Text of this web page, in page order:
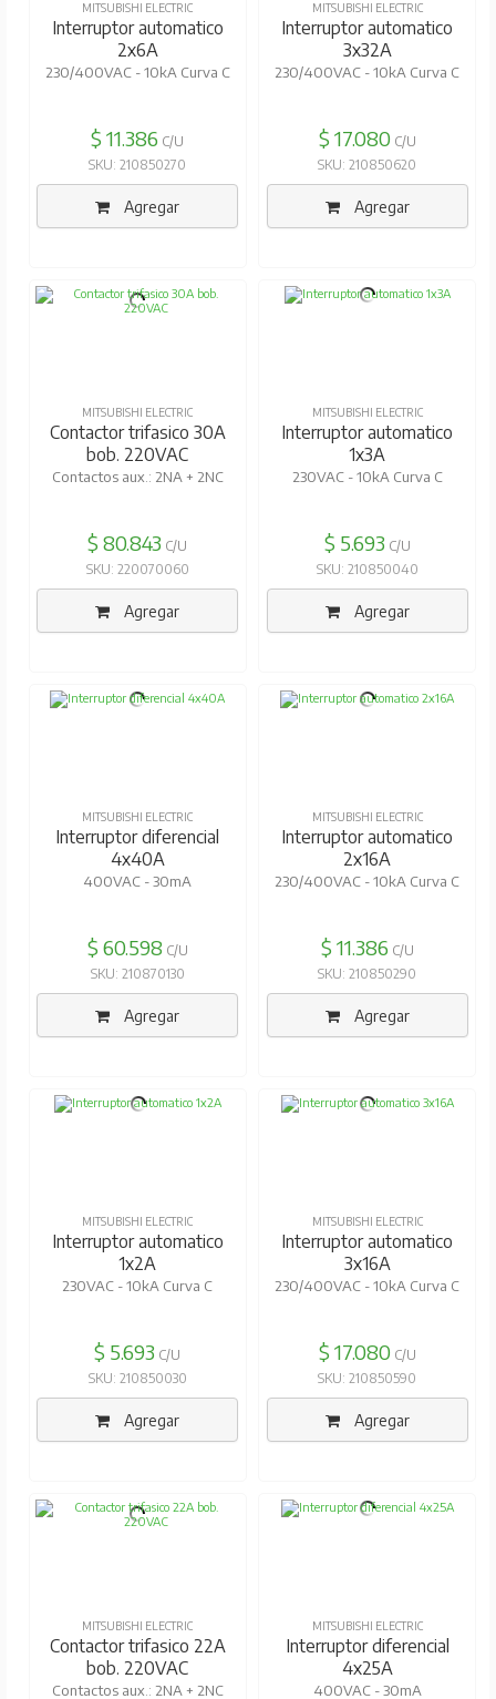
MITSUBISHI ELECTRIC
Interruptor automatico
2x6A
230/400VAC - 10kA Curva C
$ 11.386 C/U
SKU: 210850270
Agregar
MITSUBISHI ELECTRIC
Interruptor automatico
3x32A
230/400VAC - 10kA Curva C
$ 17.080C/U
SKU: 210850620
Agregar
MITSUBISHI ELECTRIC
Contactor trifasico 30A
bob. 220VAC
Contactos aux.: 2NA + 2NC
$ 80.843 C/U
SKU: 220070060
Agregar
MITSUBISHI ELECTRIC
Interruptor automatico
1x3A
230VAC - 10kA Curva C
$ 5.693 C/U
SKU: 210850040
Agregar
MITSUBISHI ELECTRIC
Interruptor diferencial
4x40A
400VAC - 30mA
$ 60.598 C/U
SKU: 210870130
Agregar
MITSUBISHI ELECTRIC
Interruptor automatico
2x16A
230/400VAC - 10kA Curva C
$ 11.386 C/U
SKU: 210850290
Agregar
MITSUBISHI ELECTRIC
Interruptor automatico
1x2A
230VAC - 10kA Curva C
$ 5.693 C/U
SKU: 210850030
Agregar
MITSUBISHI ELECTRIC
Interruptor automatico
3x16A
230/400VAC - 10kA Curva C
$ 17.080C/U
SKU: 210850590
Agregar
MITSUBISHI ELECTRIC
Contactor trifasico 22A
bob. 220VAC
Contactos aux.: 2NA + 2NC
MITSUBISHI ELECTRIC
Interruptor diferencial
4x25A
400VAC - 30mA